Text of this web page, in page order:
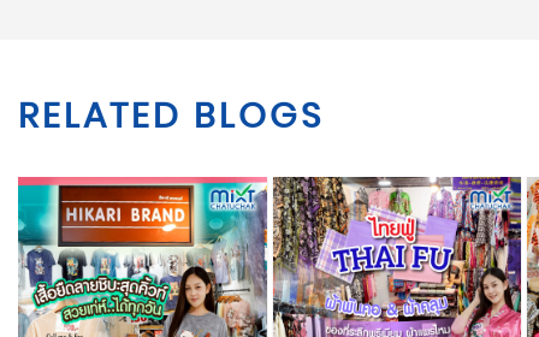
RELATED BLOGS